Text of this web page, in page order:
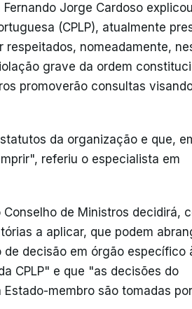
Jorge Cardoso
(CPLP), atualmente
respeitados, nomeadamente,
grave da ordem
promoverão consultas
da organização e que,
referiu o especialista em
de Ministros decidirá,
a aplicar, que podem
decisão em órgão específico
CPLP" e que "as decisões do
membro são tomadas por